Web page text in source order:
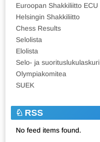
Euroopan Shakkiliitto ECU
Helsingin Shakkiliitto
Chess Results
Selolista
Elolista
Selo- ja suorituslukulaskuri
Olympiakomitea
SUEK
RSS
No feed items found.